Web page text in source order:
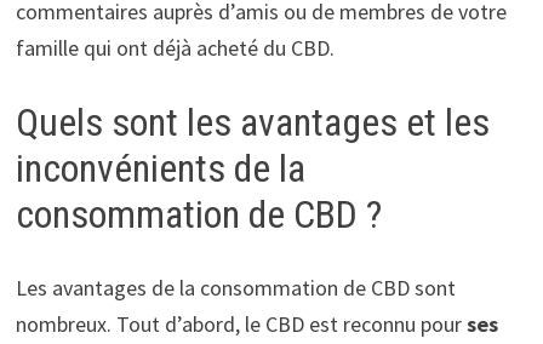
commentaires auprès d’amis ou de membres de votre
famille qui ont déjà acheté du CBD.
Quels sont les avantages et les
inconvénients de la
consommation de CBD ?
Les avantages de la consommation de CBD sont
nombreux. Tout d’abord, le CBD est reconnu pourses